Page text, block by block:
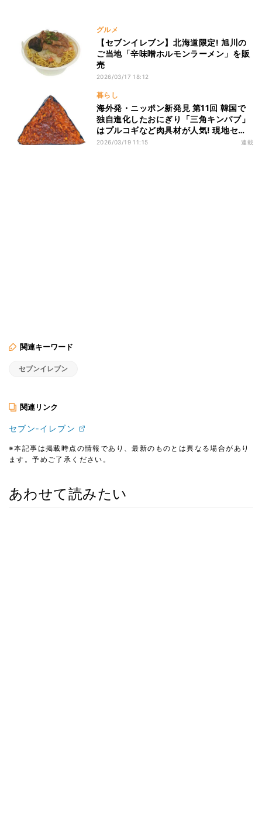
グルメ
【セブンイレブン】北海道限定! 旭川の
ご当地「辛味噌ホルモンラーメン」を販
売
2026/03/17 18:12
暮らし
海外発・ニッポン新発見 第11回 韓国で
独自進化したおにぎり「三角キンパブ」
はプルコギなど肉具材が人気! 現地セブ
ンも参戦
2026/03/19 11:15 連載
関連キーワード
セブンイレブン
関連リンク
セブン‐イレブン
※本記事は掲載時点の情報であり、最新のものとは異なる場合があり
ます。予めご了承ください。
あわせて読みたい